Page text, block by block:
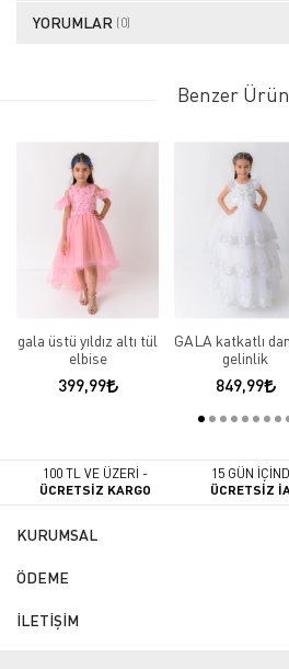
YORUMLAR (0)
Benzer
gala üstü yıldız altı tül
elbise
399,99
GALA katkatlı
gelinlik
849,99
100 TL VE ÜZERİ -
ÜCRETSİZ KARGO
15 GÜN
ÜCRETSİZ
KURUMSAL
ÖDEME
İLETİŞİM